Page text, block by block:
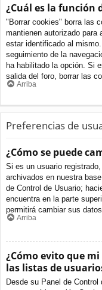
¿Cuál es la función
"Borrar cookies" borra las
mantienen autorizado para
estar identificado al
seguimiento de la
ha habilitado la opción. Si
salida del foro, borrar las
Arriba
Preferencias de
¿Cómo se puede
Si es un usuario
archivados en nuestra
de Control de Usuario;
encuentra en la parte
permitirá cambiar sus
Arriba
¿Cómo evito que
las listas de
Desde su Panel de